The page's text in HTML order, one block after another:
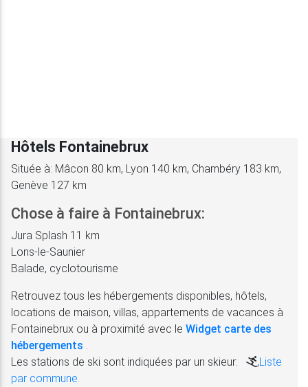
Hôtels Fontainebrux
Située à: Mâcon 80 km, Lyon 140 km, Chambéry 183 km,
Genève 127 km
Chose à faire à Fontainebrux:
Jura Splash 11 km
Lons-le-Saunier
Balade, cyclotourisme
Retrouvez tous les hébergements disponibles, hôtels,
locations de maison, villas, appartements de vacances à
Fontainebrux ou à proximité avec le Widget carte des
hébergements
Les stations de ski sont indiquées par un skieur:
,Liste
par commune.